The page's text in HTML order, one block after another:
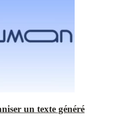
un texte généré